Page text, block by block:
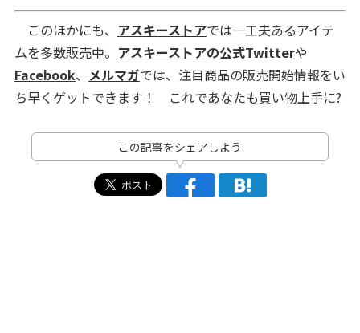
このほかにも、 アスキーストアでは一工夫あるアイテ
ムを多数販売中。 アスキーストアの公式Twitterや
Facebook、 メルマガでは、注目商品の販売開始情報をい
ち早くゲットできます！ これであなたも買い物上手に?
この記事をシェアしよう